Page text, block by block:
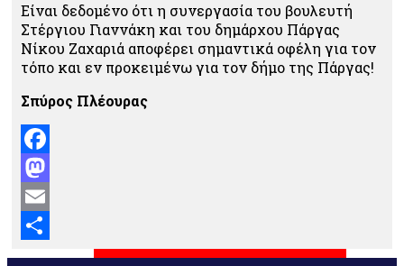
Είναι δεδομένο ότι η συνεργασία του βουλευτή
Στέργιου Γιαννάκη και του δημάρχου Πάργας
Νίκου Ζαχαριά αποφέρει σημαντικά οφέλη για τον
τόπο και εν προκειμένω για τον δήμο της Πάργας!
Σπύρος Πλέουρας
Facebook
Mastodon
Email
Μοιραστείτε